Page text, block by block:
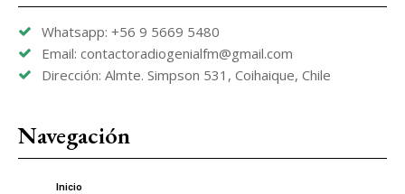
Whatsapp: +56 9 5669 5480
Email: contactoradiogenialfm@gmail.com
Dirección: Almte. Simpson 531, Coihaique, Chile
Navegación
Inicio